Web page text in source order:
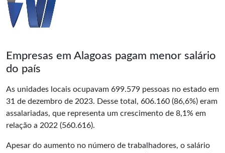
Empresas em Alagoas pagam menor salário
do país
As unidades locais ocupavam 699.579 pessoas no estado em
31 de dezembro de 2023. Desse total, 606.160 (86,6%) eram
assalariadas, que representa um crescimento de 8,1% em
relação a 2022 (560.616).
Apesar do aumento no número de trabalhadores, o salário